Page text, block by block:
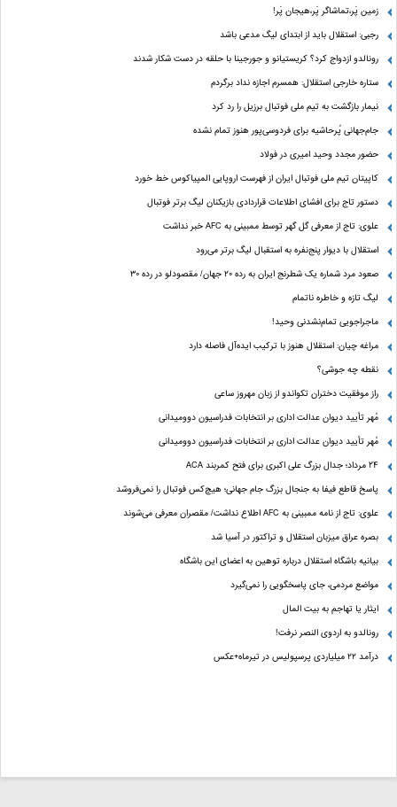
زمین پَر،تماشاگر پَر،هیجان پَر!
رجبی: استقلال باید از ابتدای لیگ مدعی باشد
رونالدو ازدواج کرد؟ کریستیانو و جورجینا با حلقه در دست شکار شدند
ستاره خارجی استقلال: همسرم اجازه نداد برگردم
نیمار بازگشت به تیم ملی فوتبال برزیل را رد کرد
جام‌جهانی پُرحاشیه برای فردوسی‌پور هنوز تمام نشده
حضور مجدد وحید امیری در فولاد
کاپیتان تیم ملی فوتبال ایران از فهرست اروپایی المپیاکوس خط خورد
دستور تاج برای افشای اطلاعات قراردادی بازیکنان لیگ برتر فوتبال
علوی: تاج از معرفی گل گهر توسط ممبینی به AFC خبر نداشت
استقلال با دیوار پنج‌نفره به استقبال لیگ برتر می‌رود
صعود مرد شماره یک شطرنج ایران به رده ۲۰ جهان/ مقصودلو در رده ۳۰
لیگ تازه و خاطره ناتمام
ماجراجویی تمام‌نشدنی وحید!
مراغه چیان: استقلال هنوز با ترکیب ایده‌آل فاصله دارد
نقطه چه جوشی؟
راز موفقیت دختران تکواندو از زبان مهروز ساعی
مُهر تأیید دیوان عدالت اداری بر انتخابات فدراسیون دوومیدانی
مُهر تأیید دیوان عدالت اداری بر انتخابات فدراسیون دوومیدانی
24 مرداد؛ جدال بزرگ علی‌ اکبری برای فتح کمربند ACA
پاسخ قاطع فیفا به جنجال بزرگ جام جهانی؛ هیچ‌کس فوتبال را نمی‌فروشد
علوی: تاج از نامه ممبینی به AFC اطلاع نداشت/ مقصران معرفی می‌شوند
بصره عراق میزبان استقلال و تراکتور در آسیا شد
بیانیه باشگاه استقلال درباره توهین به اعضای این باشگاه
مواضع مردمی، جای پاسخگویی را نمی‌گیرد
ایثار یا تهاجم به بیت المال
رونالدو به اردوی النصر نرفت!
درآمد ۲۲ میلیاردی پرسپولیس در تیرماه+عکس